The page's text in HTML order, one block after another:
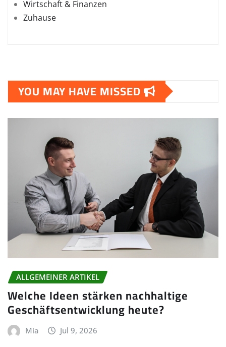
Wirtschaft & Finanzen
Zuhause
YOU MAY HAVE MISSED
ALLGEMEINER ARTIKEL
Welche Ideen stärken nachhaltige
Geschäftsentwicklung heute?
Mia Jul 9, 2026